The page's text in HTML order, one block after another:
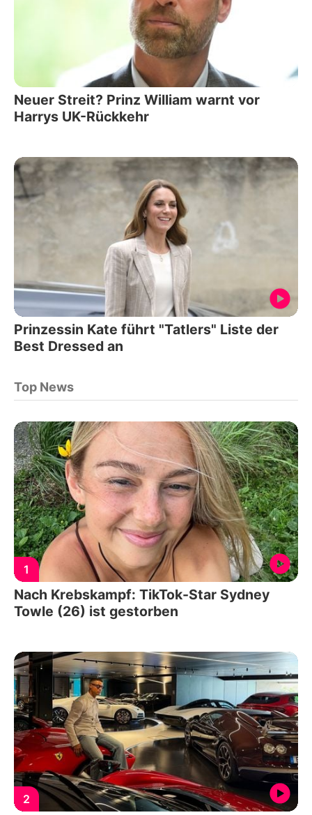
Neuer Streit? Prinz William warnt vor
Harrys UK-Rückkehr
Prinzessin Kate führt "Tatlers" Liste der
Best Dressed an
Top News
1
Nach Krebskampf: TikTok-Star Sydney
Towle (26) ist gestorben
2